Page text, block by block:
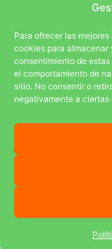
Para ofrecer las
cookies para almacenar
consentimiento de
el comportamiento de
sitio. No consentir o
negativamente a
EL PROYECTO
Aviso
DE